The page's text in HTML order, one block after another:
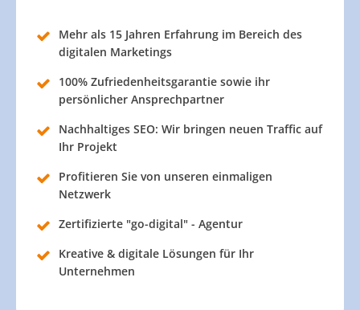
Mehr als 15 Jahren Erfahrung im Bereich des
digitalen Marketings
100% Zufriedenheitsgarantie sowie ihr
persönlicher Ansprechpartner
Nachhaltiges SEO: Wir bringen neuen Traffic auf
Ihr Projekt
Profitieren Sie von unseren einmaligen
Netzwerk
Zertifizierte "go-digital" - Agentur
Kreative & digitale Lösungen für Ihr
Unternehmen